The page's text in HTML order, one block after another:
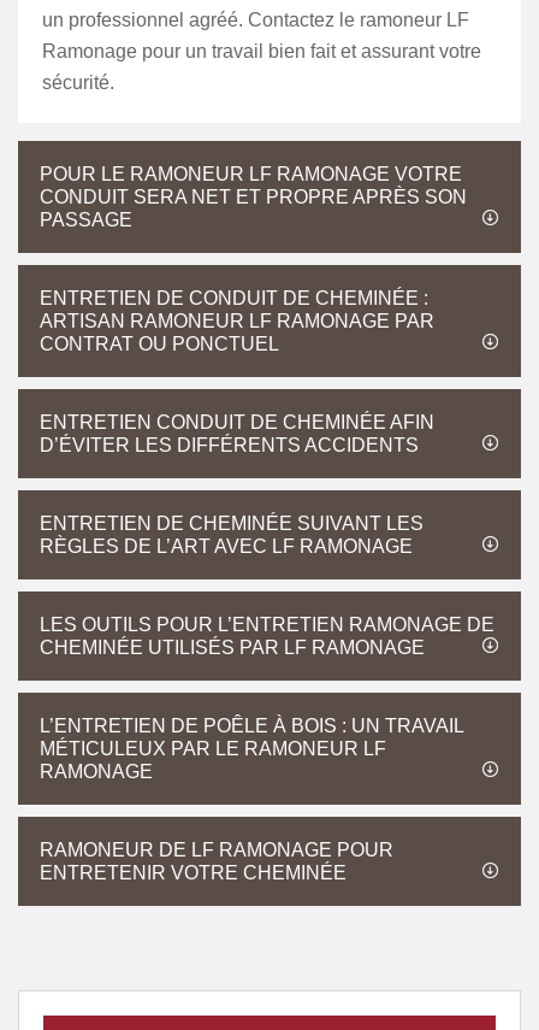
un professionnel agréé. Contactez le ramoneur LF
Ramonage pour un travail bien fait et assurant votre
sécurité.
POUR LE RAMONEUR LF RAMONAGE VOTRE
CONDUIT SERA NET ET PROPRE APRÈS SON
PASSAGE
ENTRETIEN DE CONDUIT DE CHEMINÉE :
ARTISAN RAMONEUR LF RAMONAGE PAR
CONTRAT OU PONCTUEL
ENTRETIEN CONDUIT DE CHEMINÉE AFIN
D’ÉVITER LES DIFFÉRENTS ACCIDENTS
ENTRETIEN DE CHEMINÉE SUIVANT LES
RÈGLES DE L’ART AVEC LF RAMONAGE
LES OUTILS POUR L’ENTRETIEN RAMONAGE DE
CHEMINÉE UTILISÉS PAR LF RAMONAGE
L’ENTRETIEN DE POÊLE À BOIS : UN TRAVAIL
MÉTICULEUX PAR LE RAMONEUR LF
RAMONAGE
RAMONEUR DE LF RAMONAGE POUR
ENTRETENIR VOTRE CHEMINÉE